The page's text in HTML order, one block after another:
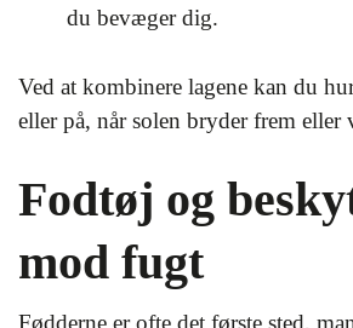
du bevæger dig.
Ved at kombinere lagene kan du
eller på, når solen bryder frem eller
Fodtøj og
mod fugt
Fødderne er ofte det første sted,